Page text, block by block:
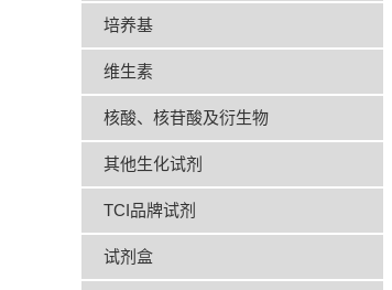
培养基
维生素
核酸、核苷酸及衍生物
其他生化试剂
TCI品牌试剂
试剂盒